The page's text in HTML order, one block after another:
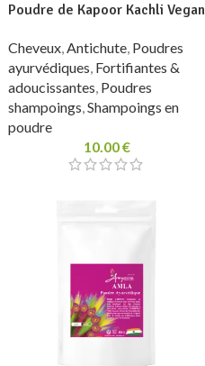
Poudre de Kapoor Kachli Vegan
Cheveux,Antichute, Poudres
ayurvédiques, Fortifiantes &
adoucissantes, Poudres
shampoings,Shampoings en
poudre
10.00€